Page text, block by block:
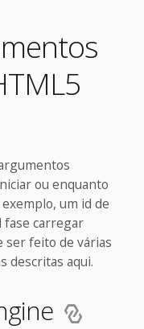
ou enquanto
um id de
fase carregar
ser feito de várias
descritas aqui.